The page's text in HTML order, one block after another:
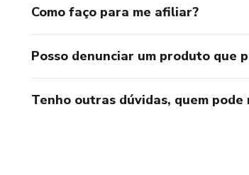
Como faço para me afiliar?
Posso denunciar um produto que
Tenho outras dúvidas, quem pode